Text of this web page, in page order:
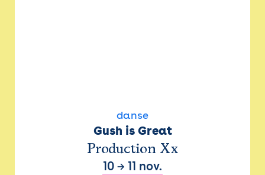
danse
Gush is Great
Production Xx
10 → 11 nov.